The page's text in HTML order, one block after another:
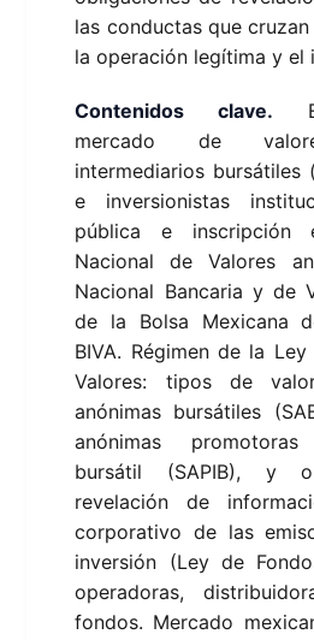
las conductas que
la operación legítima y el
Contenidos clave.
mercado de
intermediarios bursátiles
e inversionistas
pública e inscripción
Nacional de Valores
Nacional Bancaria y de
de la Bolsa Mexicana
BIVA. Régimen de la
Valores: tipos de
anónimas bursátiles
anónimas
bursátil (SAPIB), y
revelación de
corporativo de las
inversión (Ley de
operadoras,
fondos. Mercado